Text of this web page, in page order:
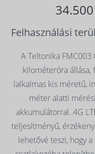
Felhasználási
A Teltonika FMC003
kilométeróra állása,
lalkalmas kis méretű,
méter alatti
akkumulátorral. 4G
teljesítményű,
lehetővé teszi, hogy